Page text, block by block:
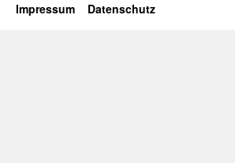
Impressum Datenschutz